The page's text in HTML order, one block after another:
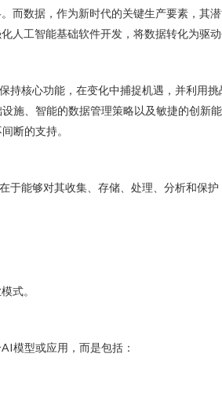
数据，作为新时代的关键生产要素，其
工智能基础软件开发，将数据转化为驱动
核心功能，在变化中捕捉机遇，并利用
、智能的数据管理策略以及敏捷的创新
断的支持。
能够对其收集、存储、处理、分析和保
式。
模型或应用，而是包括：